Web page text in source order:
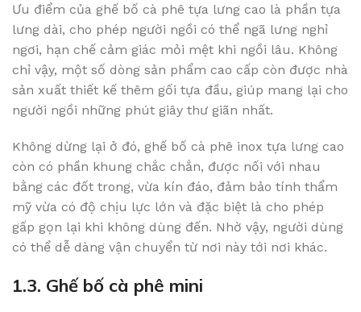
Ưu điểm của ghế bố cà phê tựa lưng cao là phần tựa
lưng dài, cho phép người ngồi có thể ngã lưng nghỉ
ngơi, hạn chế cảm giác mỏi mệt khi ngồi lâu. Không
chỉ vậy, một số dòng sản phẩm cao cấp còn được nhà
sản xuất thiết kế thêm gối tựa đầu, giúp mang lại cho
người ngồi những phút giây thư giãn nhất.
Không dừng lại ở đó, ghế bố cà phê inox tựa lưng cao
còn có phần khung chắc chắn, được nối với nhau
bằng các đốt trong, vừa kín đáo, đảm bảo tính thẩm
mỹ vừa có độ chịu lực lớn và đặc biệt là cho phép
gấp gọn lại khi không dùng đến. Nhờ vậy, người dùng
có thể dễ dàng vận chuyển từ nơi này tới nơi khác.
1.3. Ghế bố cà phê mini